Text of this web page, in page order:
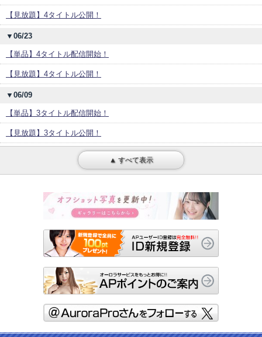
【見放題】4タイトル公開！
▼06/23
【単品】4タイトル配信開始！
【見放題】4タイトル公開！
▼06/09
【単品】3タイトル配信開始！
【見放題】3タイトル公開！
▲ すべて表示